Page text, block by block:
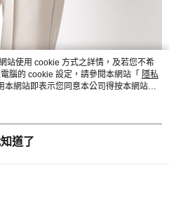
站使用 cookie 方式之詳情，及若您不希
腦的 cookie 設定，請參閱本網站「 隱私
本網站即表示您同意本公司得按本網站使
道了